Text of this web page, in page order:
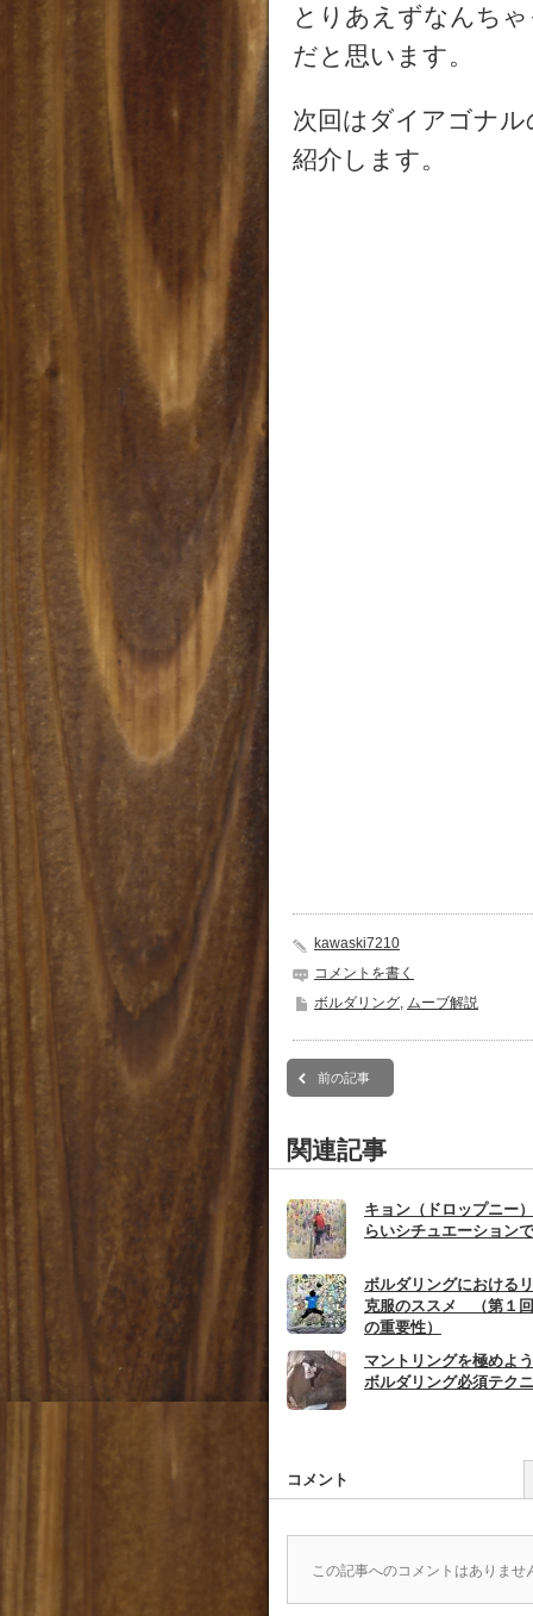
とりあえずなんち
だと思います。
次回はダイアゴナ
紹介します。
kawaski7210
コメントを書く
ボルダリング, ムーブ解説
前の記事
関連記事
キョン（ドロップニー
らいシチュエーション
ボルダリングにおける
克服のススメ （第１
の重要性）
マントリングを極めよ
ボルダリング必須テク
コメント
この記事へのコメントはありませ